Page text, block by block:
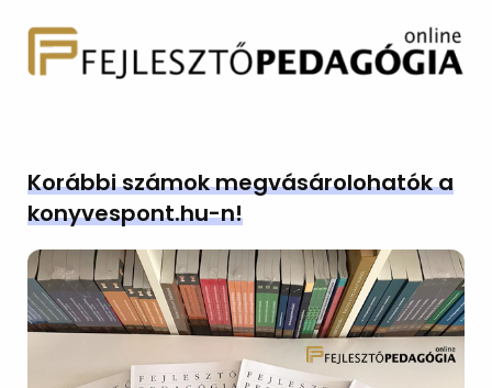
Korábbi számok megvásárolohatók a
konyvespont.hu-n!